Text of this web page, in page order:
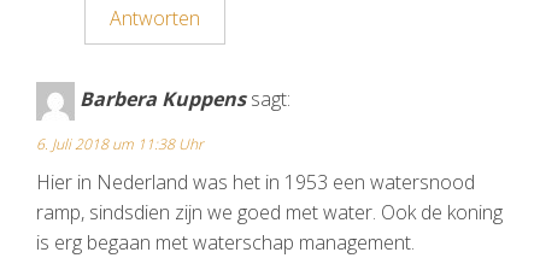
Antworten
Barbera Kuppens sagt:
6. Juli 2018 um 11:38 Uhr
Hier in Nederland was het in 1953 een watersnood
ramp, sindsdien zijn we goed met water. Ook de koning
is erg begaan met waterschap management.